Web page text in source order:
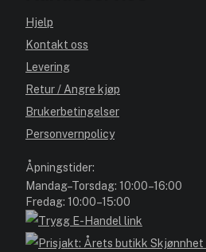
Hjelp
Kontakt oss
Levering
Retur / Angre kjøp
Brukerbetingelser
Personvernpolicy
Åpningstider:
Mandag–Torsdag: 10:00–16:00
Fredag: 10:00–15:00